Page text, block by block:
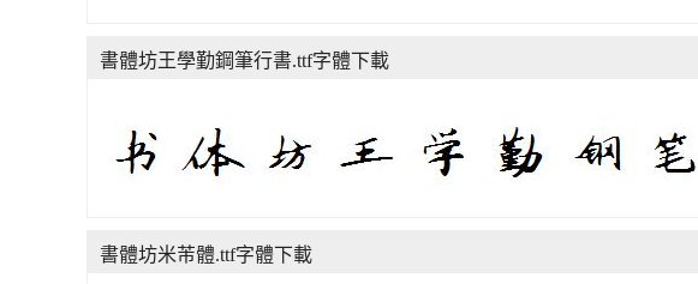
書體坊王學勤鋼筆行書.ttf字體下載
書體坊米芾體.ttf字體下載